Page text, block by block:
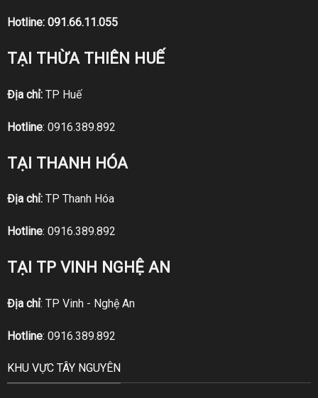
Hotline: 091.66.11.055
TẠI THỪA THIÊN HUẾ
Địa chỉ:TP Huế
Hotline: 0916.389.892
TẠI THANH HÓA
Địa chỉ:TP Thanh Hóa
Hotline: 0916.389.892
TẠI TP VINH NGHỆ AN
Địa chỉ: TP Vinh - Nghệ An
Hotline: 0916.389.892
KHU VỰC TÂY NGUYÊN